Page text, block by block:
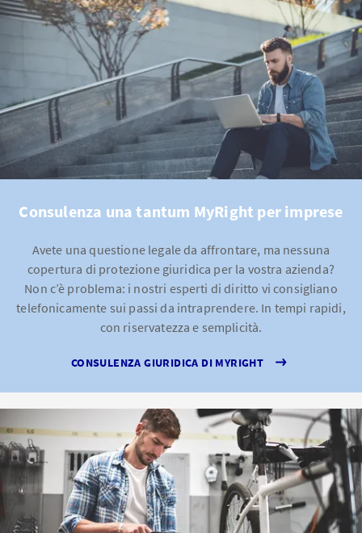
Consulenza una tantum MyRight per imprese
Avete una questione legale da affrontare, ma nessuna
copertura di protezione giuridica per la vostra azienda?
Non c’è problema: i nostri esperti di diritto vi consigliano
telefonicamente sui passi da intraprendere. In tempi rapidi,
con riservatezza e semplicità.
CONSULENZA GIURIDICA DI MYRIGHT